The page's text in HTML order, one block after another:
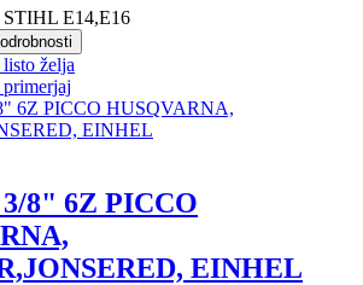
E14,E16
želja
8" 6Z PICCO
EINHEL